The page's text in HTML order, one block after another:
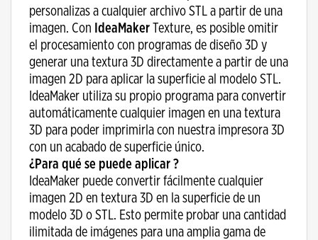
personalizas a cualquier archivo STL a partir de una
imagen. Con IdeaMaker Texture, es posible omitir
el procesamiento con programas de diseño 3D y
generar una textura 3D directamente a partir de una
imagen 2D para aplicar la superficie al modelo STL.
IdeaMaker utiliza su propio programa para convertir
automáticamente cualquier imagen en una textura
3D para poder imprimirla con nuestra impresora 3D
con un acabado de superficie único.
¿Para qué se puede aplicar ?
IdeaMaker puede convertir fácilmente cualquier
imagen 2D en textura 3D en la superficie de un
modelo 3D o STL. Esto permite probar una cantidad
ilimitada de imágenes para una amplia gama de